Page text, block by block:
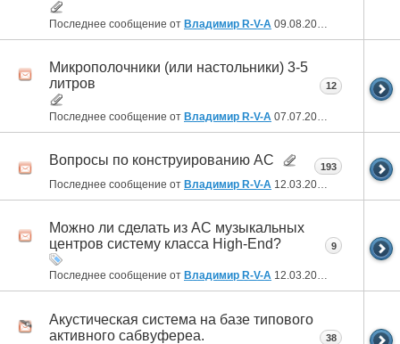
Последнее сообщение от Владимир R-V-A 09.08.2022
Микрополочники (или настольники) 3-5
литров
Последнее сообщение от Владимир R-V-A 07.07.2022
12
Вопросы по конструированию АС
Последнее сообщение от Владимир R-V-A 12.03.2022
193
Можно ли сделать из АС музыкальных
центров систему класса High-End?
Последнее сообщение от Владимир R-V-A 12.03.2022
9
Акустическая система на базе типового
активного сабвуфереа.
38